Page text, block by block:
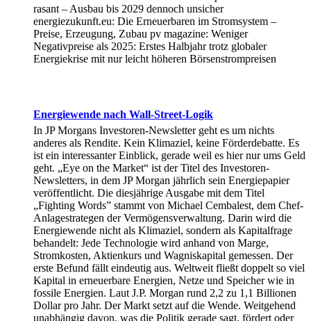
rasant – Ausbau bis 2029 dennoch unsicher
energiezukunft.eu: Die Erneuerbaren im Stromsystem –
Preise, Erzeugung, Zubau pv magazine: Weniger
Negativpreise als 2025: Erstes Halbjahr trotz globaler
Energiekrise mit nur leicht höheren Börsenstrompreisen
Energiewende nach Wall-Street-Logik
In JP Morgans Investoren-Newsletter geht es um nichts
anderes als Rendite. Kein Klimaziel, keine Förderdebatte. Es
ist ein interessanter Einblick, gerade weil es hier nur ums Geld
geht. „Eye on the Market“ ist der Titel des Investoren-
Newsletters, in dem JP Morgan jährlich sein Energiepapier
veröffentlicht. Die diesjährige Ausgabe mit dem Titel
„Fighting Words” stammt von Michael Cembalest, dem Chef-
Anlagestrategen der Vermögensverwaltung. Darin wird die
Energiewende nicht als Klimaziel, sondern als Kapitalfrage
behandelt: Jede Technologie wird anhand von Marge,
Stromkosten, Aktienkurs und Wagniskapital gemessen. Der
erste Befund fällt eindeutig aus. Weltweit fließt doppelt so viel
Kapital in erneuerbare Energien, Netze und Speicher wie in
fossile Energien. Laut J.P. Morgan rund 2,2 zu 1,1 Billionen
Dollar pro Jahr. Der Markt setzt auf die Wende. Weitgehend
unabhängig davon, was die Politik gerade sagt, fördert oder